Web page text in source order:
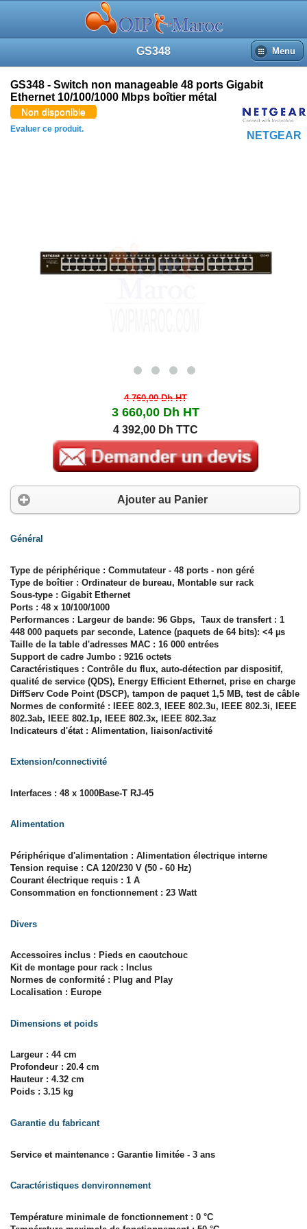
GS348 Menu
NETGEAR
GS348 - Switch non manageable 48 ports Gigabit
Ethernet 10/100/1000 Mbps boîtier métal
Non disponible
Evaluer ce produit.
4 760,00 DhHT
3 660,00 Dh HT
4 392,00 Dh TTC
Ajouter au Panier
Général
Type de périphérique : Commutateur - 48 ports - non géré
Type de boîtier : Ordinateur de bureau, Montable sur rack
Sous-type : Gigabit Ethernet
Ports : 48 x 10/100/1000
Performances : Largeur de bande: 96 Gbps, Taux de transfert : 1
448 000 paquets par seconde, Latence (paquets de 64 bits): <4 µs
Taille de la table d'adresses MAC : 16 000 entrées
Support de cadre Jumbo : 9216 octets
Caractéristiques : Contrôle du flux, auto-détection par dispositif,
qualité de service (QDS), Energy Efficient Ethernet, prise en charge
DiffServ Code Point (DSCP), tampon de paquet 1,5 MB, test de câble
Normes de conformité : IEEE 802.3, IEEE 802.3u, IEEE 802.3i, IEEE
802.3ab, IEEE 802.1p, IEEE 802.3x, IEEE 802.3az
Indicateurs d'état : Alimentation, liaison/activité
Extension/connectivité
Interfaces : 48 x 1000Base-T RJ-45
Alimentation
Périphérique d'alimentation : Alimentation électrique interne
Tension requise : CA 120/230 V (50 - 60 Hz)
Courant électrique requis : 1 A
Consommation en fonctionnement : 23 Watt
Divers
Accessoires inclus : Pieds en caoutchouc
Kit de montage pour rack : Inclus
Normes de conformité : Plug and Play
Localisation : Europe
Dimensions et poids
Largeur : 44 cm
Profondeur : 20.4 cm
Hauteur : 4.32 cm
Poids : 3.15 kg
Garantie du fabricant
Service et maintenance : Garantie limitée - 3 ans
Caractéristiques denvironnement
Température minimale de fonctionnement : 0 °C